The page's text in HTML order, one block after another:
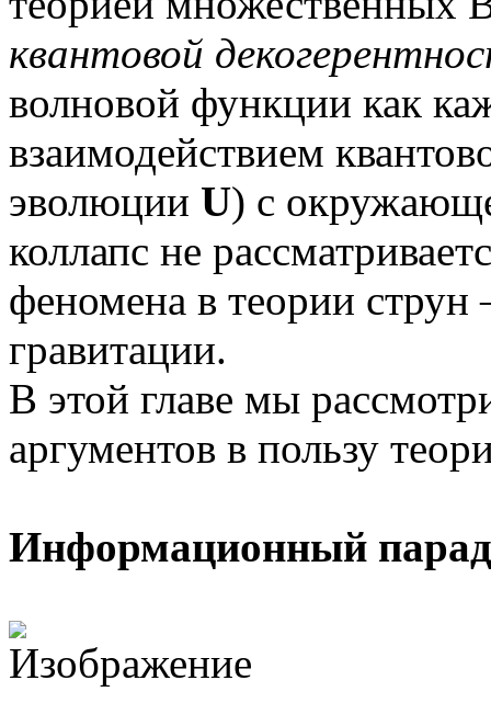
квантовой
волновой функции как
взаимодействием
эволюции U) с
коллапс не
феномена в теории струн
гравитации.
В этой главе мы
аргументов в пользу
Информационный